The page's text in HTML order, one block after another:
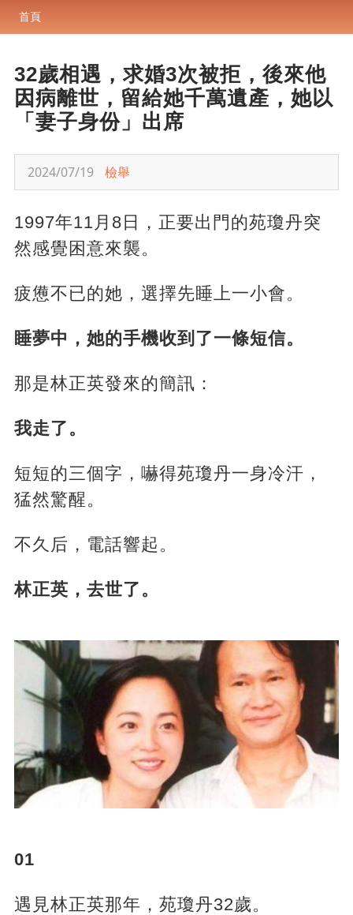
首頁
32歲相遇，求婚3次被拒，後來他
因病離世，留給她千萬遺產，她以
「妻子身份」出席
2024/07/19 檢舉
1997年11月8日，正要出門的苑瓊丹突
然感覺困意來襲。
疲憊不已的她，選擇先睡上一小會。
睡夢中，她的手機收到了一條短信。
那是林正英發來的簡訊：
我走了。
短短的三個字，嚇得苑瓊丹一身冷汗，
猛然驚醒。
不久后，電話響起。
林正英，去世了。
01
遇見林正英那年，苑瓊丹32歲。